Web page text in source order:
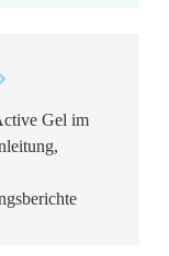
Gel im